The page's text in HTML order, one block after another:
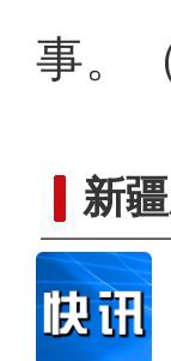
事。
新